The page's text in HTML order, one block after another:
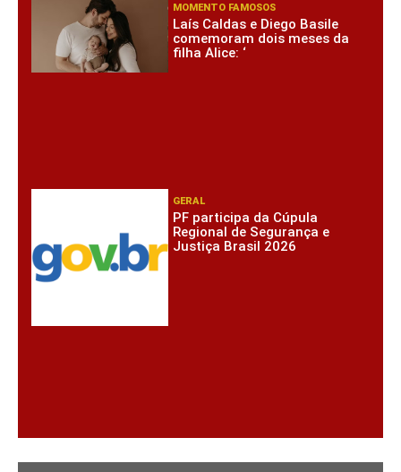
MOMENTO FAMOSOS
Laís Caldas e Diego Basile
comemoram dois meses da
filha Alice: ‘
GERAL
PF participa da Cúpula
Regional de Segurança e
Justiça Brasil 2026